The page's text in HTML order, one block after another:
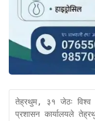
तेह्रथुम, ३१ जेठः विश्व
प्रशासन कार्यालयले